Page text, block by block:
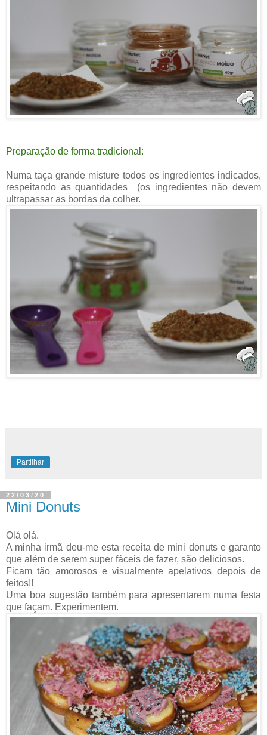
Preparação de forma tradicional:
Numa taça grande misture todos os ingredientes indicados,
respeitando as quantidades (os ingredientes não devem
ultrapassar as bordas da colher.
Partilhar
22/03/20
Mini Donuts
Olá olá.
A minha irmã deu-me esta receita de mini donuts e garanto
que além de serem super fáceis de fazer, são deliciosos.
Ficam tão amorosos e visualmente apelativos depois de
feitos!!
Uma boa sugestão também para apresentarem numa festa
que façam. Experimentem.